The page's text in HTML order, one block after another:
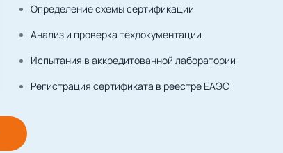
Определение схемы сертификации
Анализ и проверка техдокументации
Испытания в аккредитованной лаборатории
Регистрация сертификата в реестре ЕАЭС